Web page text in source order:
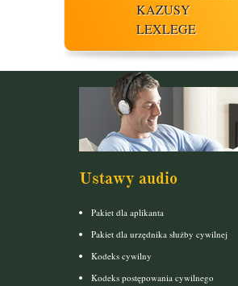
KAZUSY
LEXLEGE
Ustawy audio
Pakiet dla aplikanta
Pakiet dla urzędnika służby cywilnej
Kodeks cywilny
Kodeks postępowania cywilnego